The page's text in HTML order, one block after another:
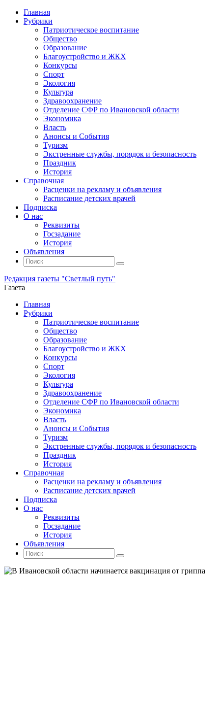
Главная
Рубрики
Патриотическое воспитание
Общество
Образование
Благоустройство и ЖКХ
Конкурсы
Спорт
Экология
Культура
Здравоохранение
Отделение СФР по Ивановской области
Экономика
Власть
Анонсы и События
Туризм
Экстренные службы, порядок и безопасность
Праздник
История
Справочная
Расценки на рекламу и объявления
Расписание детских врачей
Подписка
О нас
Реквизиты
Госзадание
История
Объявления
Поиск
Искать:
Поиск
Редакция газеты "Светлый путь"
Газета
Промотать
содержимому
Главная
Рубрики
Патриотическое воспитание
Общество
Образование
Благоустройство и ЖКХ
Конкурсы
Спорт
Экология
Культура
Здравоохранение
Отделение СФР по Ивановской области
Экономика
Власть
Анонсы и События
Туризм
Экстренные службы, порядок и безопасность
Праздник
История
Справочная
Расценки на рекламу и объявления
Расписание детских врачей
Подписка
О нас
Реквизиты
Госзадание
История
Объявления
Поиск
Искать:
Поиск